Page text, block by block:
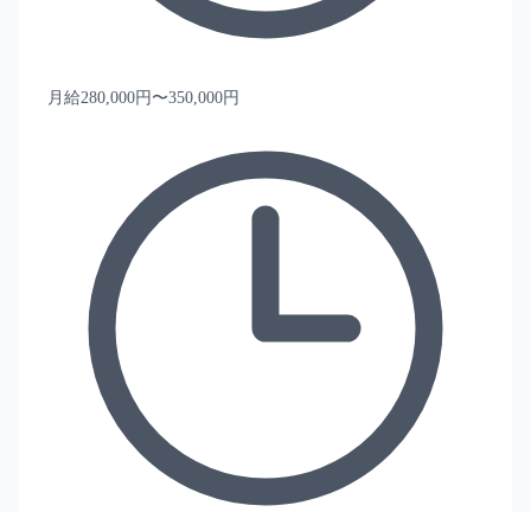
月給280,000円〜350,000円